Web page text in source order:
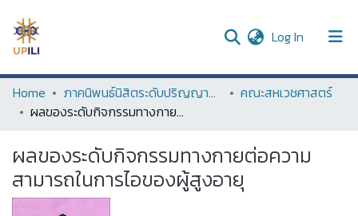
Log In (current)
UPDC
Communities & Collections
All of DSpace
Statistics
Home ภาคนิพนธ์นิสิตระดับปริญญาตรี (Term Paper of Undergraduate Students)
คณะสหเวชศาสตร์
ผลของระดับกิจกรรมทางกายต่อความสามารถในการไอของผู้สูงอายุ
ผลของระดับกิจกรรมทางกายต่อความ
สามารถในการไอของผู้สูงอายุ